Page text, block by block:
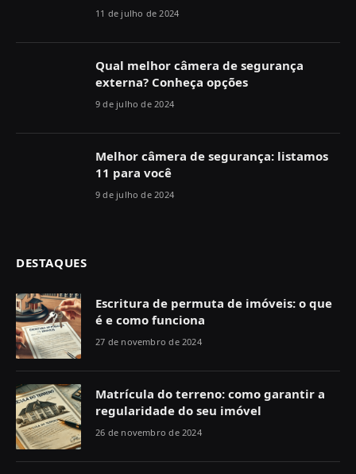
11 de julho de 2024
Qual melhor câmera de segurança
externa? Conheça opções
9 de julho de 2024
Melhor câmera de segurança: listamos
11 para você
9 de julho de 2024
DESTAQUES
Escritura de permuta de imóveis: o que
é e como funciona
27 de novembro de 2024
Matrícula do terreno: como garantir a
regularidade do seu imóvel
26 de novembro de 2024